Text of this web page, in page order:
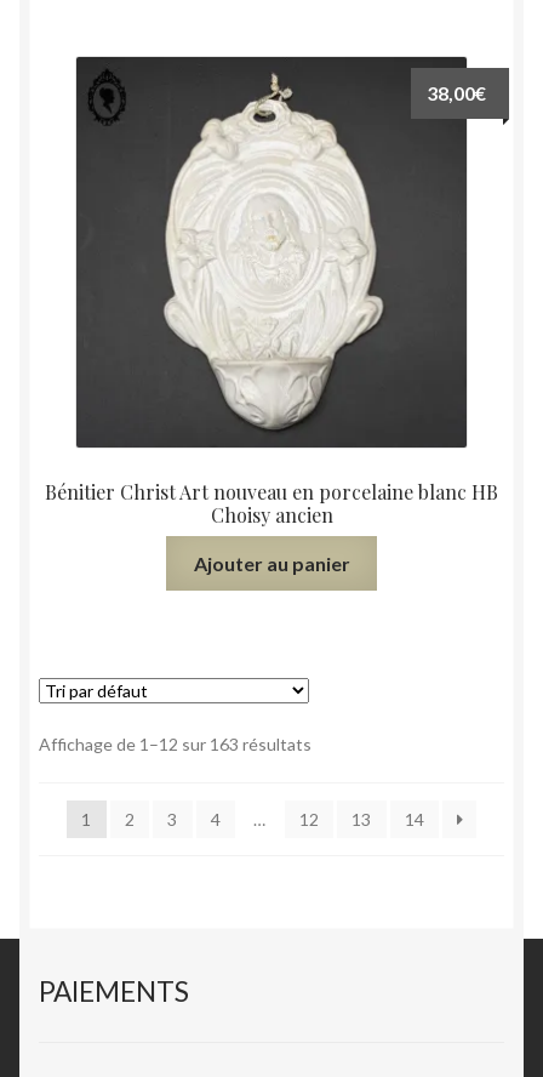
Bénitier Christ Art nouveau en porcelaine blanc HB
Choisy ancien
38,00€
Ajouter au panier
Affichage de 1–12 sur 163 résultats
1 2 3 4 … 12 13 14
PAIEMENTS